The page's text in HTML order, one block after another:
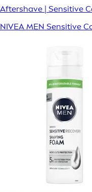
Aftershave | Sensitive
NIVEA MEN Sensitive